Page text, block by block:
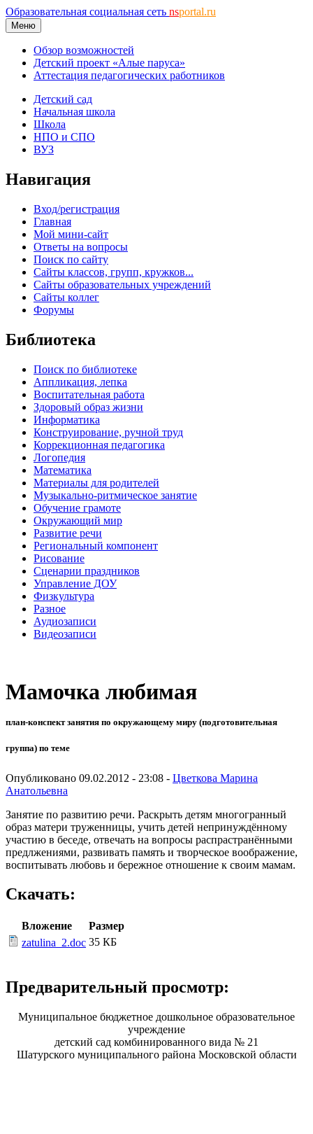
Образовательная социальная сеть nsportal.ru
Меню
Обзор возможностей
Детский проект «Алые паруса»
Аттестация педагогических работников
Детский сад
Начальная школа
Школа
НПО и СПО
ВУЗ
Навигация
Вход/регистрация
Главная
Мой мини-сайт
Ответы на вопросы
Поиск по сайту
Сайты классов, групп, кружков...
Сайты образовательных учреждений
Сайты коллег
Форумы
Библиотека
Поиск по библиотеке
Аппликация, лепка
Воспитательная работа
Здоровый образ жизни
Информатика
Конструирование, ручной труд
Коррекционная педагогика
Логопедия
Математика
Материалы для родителей
Музыкально-ритмическое занятие
Обучение грамоте
Окружающий мир
Развитие речи
Региональный компонент
Рисование
Сценарии праздников
Управление ДОУ
Физкультура
Разное
Аудиозаписи
Видеозаписи
Мамочка любимая
план-конспект занятия по окружающему миру (подготовительная
группа) по теме
Опубликовано 09.02.2012 - 23:08 - Цветкова Марина
Анатольевна
Занятие по развитию речи. Раскрыть детям многогранный
образ матери труженницы, учить детей непринуждённому
участию в беседе, отвечать на вопросы распрастранёнными
предлжениями, развивать память и творческое воображение,
воспитывать любовь и бережное отношение к своим мамам.
Скачать:
Вложение
Размер
zatulina_2.doc 35 КБ
Предварительный просмотр:
Муниципальное бюджетное дошкольное образовательное
учреждение
детский сад комбинированного вида № 21
Шатурского муниципального района Московской области